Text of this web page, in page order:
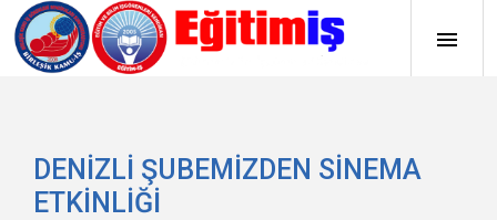
DENİZLİ ŞUBEMİZDEN SİNEMA
ETKİNLİĞİ